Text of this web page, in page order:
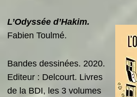
L’Odyssée d’Hakim.
Fabien Toulmé.
Bandes dessinées. 2020.
Editeur : Delcourt. Livres
de la BDI, les 3 volumes